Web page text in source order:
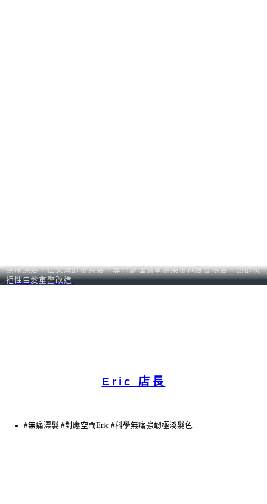
無痛漂髮、仕女減齡燙染髮、專門處理嚴重漂染燙極度受損髮、熟齡抗
拒性白髮重整改造.
Eric 店長
#無痛漂髮 #對應空間Eric #科學無痛強韌極淺髮色